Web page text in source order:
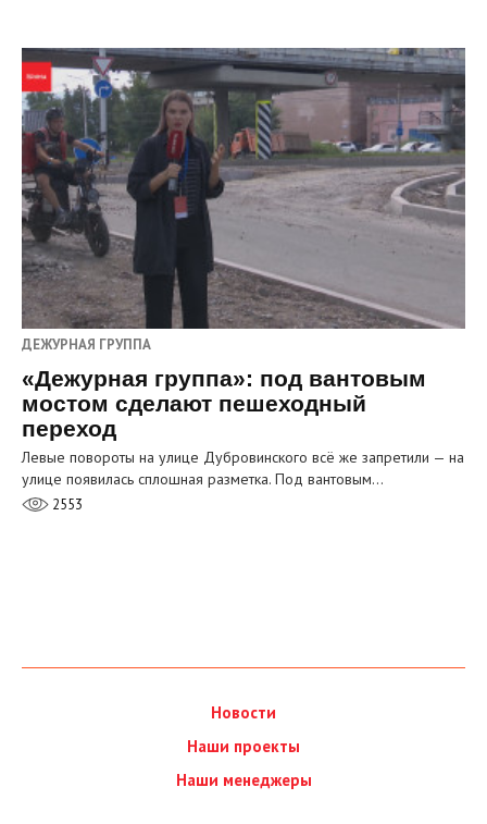
ДЕЖУРНАЯ ГРУППА
«Дежурная группа»: под вантовым
мостом сделают пешеходный
переход
Левые повороты на улице Дубровинского всё же запретили — на
улице появилась сплошная разметка. Под вантовым…
2553
Новости
Наши проекты
Наши менеджеры